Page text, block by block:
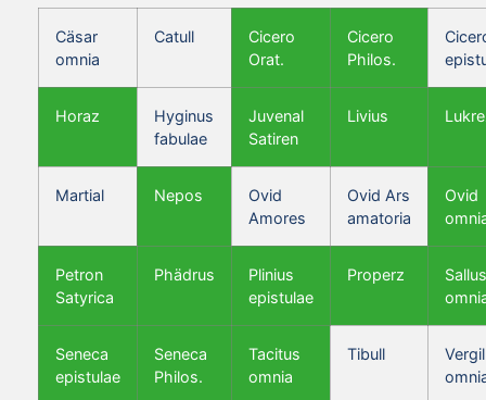
Cäsar
omnia
Catull
Cicero
Orat.
Cicero
Philos.
Horaz
Hyginus
fabulae
Juvenal
Satiren
Livius
Martial Nepos
Ovid
Amores
Ovid Ars
amatoria
Ovid
Petron
Satyrica
Phädrus
Plinius
epistulae
Properz
Seneca
epistulae
Seneca
Philos.
Tacitus
omnia
Tibull
Vergil